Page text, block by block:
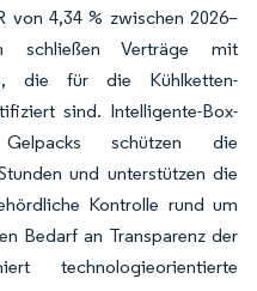
von 4,34 % zwischen 2026–
schließen Verträge mit
die für die Kühlketten-
sind. Intelligente-Box-
schützen die
und unterstützen die
Kontrolle rund um
Bedarf an Transparenz der
technologieorientierte